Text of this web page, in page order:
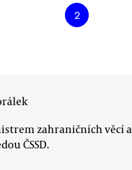
2
zahraničních věcí a
ČSSD.